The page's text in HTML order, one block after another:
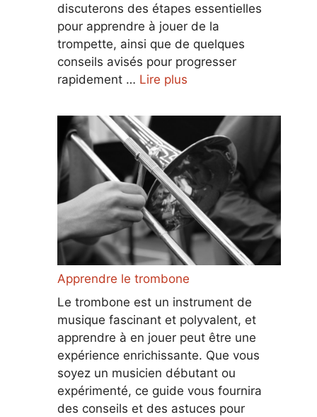
discuterons des étapes essentielles
pour apprendre à jouer de la
trompette, ainsi que de quelques
conseils avisés pour progresser
rapidement … Lire plus
Apprendre le trombone
Le trombone est un instrument de
musique fascinant et polyvalent, et
apprendre à en jouer peut être une
expérience enrichissante. Que vous
soyez un musicien débutant ou
expérimenté, ce guide vous fournira
des conseils et des astuces pour